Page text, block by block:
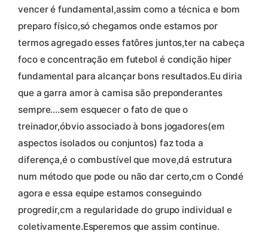
vencer é fundamental,assim como a técnica e bom
preparo físico,só chegamos onde estamos por
termos agregado esses fatôres juntos,ter na cabeça
foco e concentração em futebol é condição hiper
fundamental para alcançar bons resultados.Eu diria
que a garra amor à camisa são preponderantes
sempre….sem esquecer o fato de que o
treinador,óbvio associado à bons jogadores(em
aspectos isolados ou conjuntos) faz toda a
diferença,é o combustível que move,dá estrutura
num método que pode ou não dar certo,cm o Condé
agora e essa equipe estamos conseguindo
progredir,cm a regularidade do grupo individual e
coletivamente.Esperemos que assim continue.